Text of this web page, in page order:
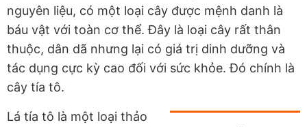
nguyên liệu, có một loại cây được mệnh danh là
báu vật với toàn cơ thể. Đây là loại cây rất thân
thuộc, dân dã nhưng lại có giá trị dinh dưỡng và
tác dụng cực kỳ cao đối với sức khỏe. Đó chính là
cây tía tô.
Lá tía tô là một loại thảo